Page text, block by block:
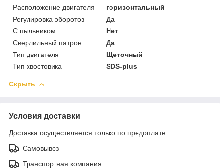
Расположение двигателя
горизонтальный
Регулировка оборотов
Да
С пыльником
Нет
Сверлильный патрон
Да
Тип двигателя
Щеточный
Тип хвостовика
SDS-plus
Скрыть
Условия доставки
Доставка осуществляется только по предоплате.
Самовывоз
Транспортная компания